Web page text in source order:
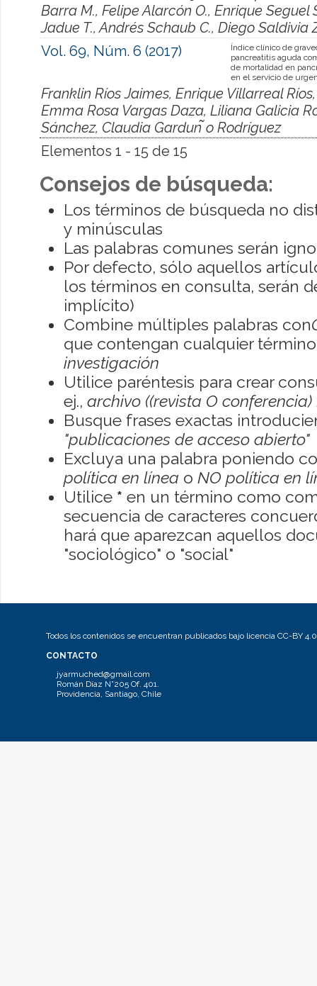
Barra M., Felipe Alarcón O., Enrique Seguel
Jadue T., Andrés Schaub C., Diego Saldivia
Vol. 69, Núm. 6 (2017)
Índice clínico de
pancreatitis aguda
de mortalidad en
en el servicio de
Franklin Ríos Jaimes, Enrique Villarreal
Emma Rosa Vargas Daza, Liliana Galicia
Sánchez, Claudia Gardun ̃o Rodríguez
Elementos 1 - 15 de 15
Consejos de búsqueda:
Los términos de búsqueda no
y minúsculas
Las palabras comunes serán
Por defecto, sólo aquellos
los términos en consulta, serán
implícito)
Combine múltiples palabras con
que contengan cualquier
investigación
Utilice paréntesis para crear
ej., archivo ((revista O conferencia)
Busque frases exactas
"publicaciones de acceso abierto"
Excluya una palabra poniendo
política en línea o NO política en
Utilice * en un término como
secuencia de caracteres
hará que aparezcan aquellos
"sociológico" o "social"
Todos los contenidos se encuentran publicados bajo licencia CC-BY 4.0
CONTACTO
jyarmuched@gmail.com
Román Díaz N°205 Of. 401.
Providencia, Santiago, Chile